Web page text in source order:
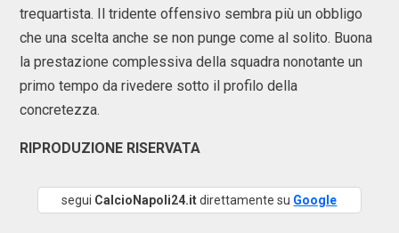
trequartista. Il tridente offensivo sembra più un obbligo
che una scelta anche se non punge come al solito. Buona
la prestazione complessiva della squadra nonotante un
primo tempo da rivedere sotto il profilo della
concretezza.
RIPRODUZIONE RISERVATA
segui CalcioNapoli24.itdirettamente su Google